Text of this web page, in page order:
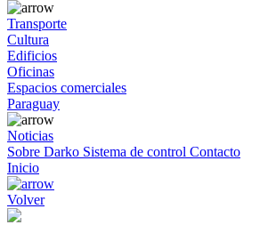
Transporte
Cultura
Edificios
Oficinas
Espacios comerciales
Paraguay
Noticias
Sobre Darko Sistema de control Contacto
Inicio
Volver